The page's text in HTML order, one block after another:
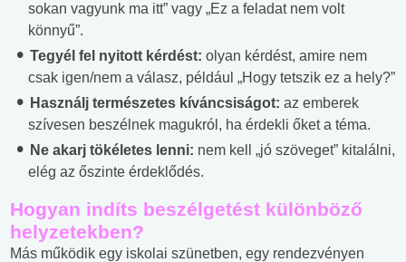
sokan vagyunk ma itt” vagy „Ez a feladat nem volt
könnyű”.
Tegyél fel nyitott kérdést: olyan kérdést, amire nem
csak igen/nem a válasz, például „Hogy tetszik ez a hely?”
Használj természetes kíváncsiságot: az emberek
szívesen beszélnek magukról, ha érdekli őket a téma.
Ne akarj tökéletes lenni: nem kell „jó szöveget” kitalálni,
elég az őszinte érdeklődés.
Hogyan indíts beszélgetést különböző
helyzetekben?
Más működik egy iskolai szünetben, egy rendezvényen